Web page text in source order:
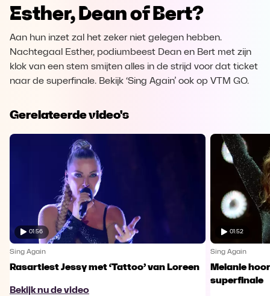
Opera Download
Esther, Dean of Bert?
Aan hun inzet zal het zeker niet gelegen hebben.
Nachtegaal Esther, podiumbeest Dean en Bert met zijn
klok van een stem smijten alles in de strijd voor dat ticket
naar de superfinale. Bekijk ‘Sing Again’ ook op VTM GO.
Gerelateerde video's
01:56
Sing Again
Rasartiest Jessy met ‘Tattoo’ van Loreen
Bekijk nu de video
01:52
Sing Again
Melanie
superfinale